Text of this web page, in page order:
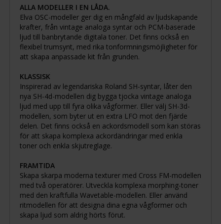
ALLA MODELLER I EN LÅDA.
Elva OSC-modeller ger dig en mångfald av ljudskapande
krafter, från vintage analoga syntar och PCM-baserade
ljud till banbrytande digitala toner. Det finns också en
flexibel trumsynt, med rika tonformningsmöjligheter för
att skapa anpassade kit från grunden.
KLASSISK
Inspirerad av legendariska Roland SH-syntar, låter den
nya SH-4d-modellen dig bygga tjocka vintage analoga
ljud med upp till fyra olika vågformer. Eller välj SH-3d-
modellen, som byter ut en extra LFO mot den fjärde
delen. Det finns också en ackordsmodell som kan störas
för att skapa komplexa ackordändringar med enkla
toner och enkla skjutreglage.
FRAMTIDA
Skapa skarpa moderna texturer med Cross FM-modellen
med två operatörer. Utveckla komplexa morphing-toner
med den kraftfulla Wavetable-modellen. Eller använd
ritmodellen för att designa dina egna vågformer och
skapa ljud som aldrig hörts förut.